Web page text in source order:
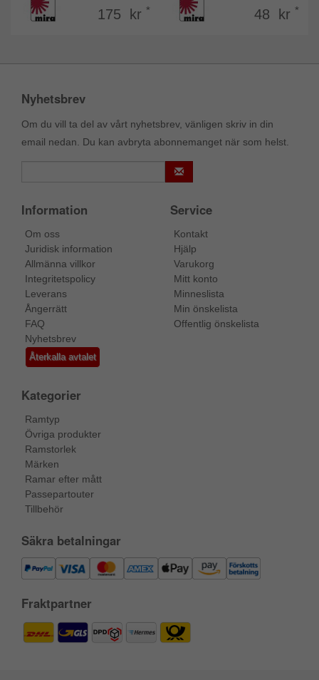
175 kr * 48 kr *
Nyhetsbrev
Om du vill ta del av vårt nyhetsbrev, vänligen skriv in din
email nedan. Du kan avbryta abonnemanget när som helst.
Information
Om oss
Juridisk information
Allmänna villkor
Integritetspolicy
Leverans
Ångerrätt
FAQ
Nyhetsbrev
Återkalla avtalet
Service
Kontakt
Hjälp
Varukorg
Mitt konto
Minneslista
Min önskelista
Offentlig önskelista
Kategorier
Ramtyp
Övriga produkter
Ramstorlek
Märken
Ramar efter mått
Passepartouter
Tillbehör
Säkra betalningar
Fraktpartner